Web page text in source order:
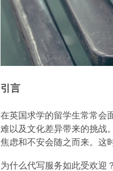
引言
在英国求学的留学生常常会
难以及文化差异带来的挑战
焦虑和不安会随之而来。这
为什么代写服务如此受欢迎